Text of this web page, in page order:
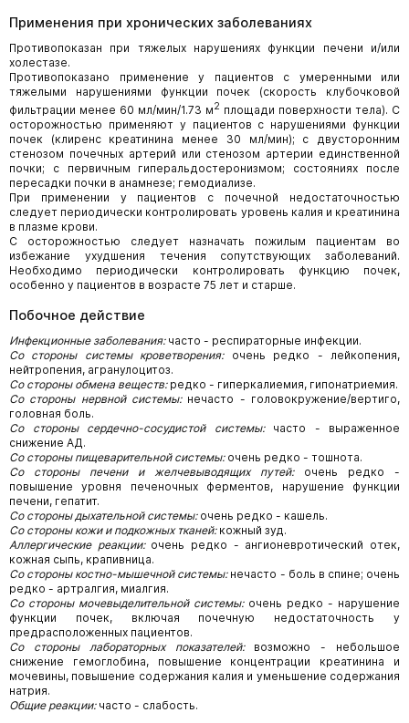
Применения при хронических заболеваниях
Противопоказан при тяжелых нарушениях функции печени и/или
холестазе.
Противопоказано применение у пациентов с умеренными или
тяжелыми нарушениями функции почек (скорость клубочковой
фильтрации менее 60 мл/мин/1.73 м2 площади поверхности тела). С
осторожностью применяют у пациентов с нарушениями функции
почек (клиренс креатинина менее 30 мл/мин); с двусторонним
стенозом почечных артерий или стенозом артерии единственной
почки; с первичным гиперальдостеронизмом; состояниях после
пересадки почки в анамнезе; гемодиализе.
При применении у пациентов с почечной недостаточностью
следует периодически контролировать уровень калия и креатинина
в плазме крови.
С осторожностью следует назначать пожилым пациентам во
избежание ухудшения течения сопутствующих заболеваний.
Необходимо периодически контролировать функцию почек,
особенно у пациентов в возрасте 75 лет и старше.
Побочное действие
Инфекционные заболевания:часто - респираторные инфекции.
Со стороны системы кроветворения: очень редко - лейкопения,
нейтропения, агранулоцитоз.
Со стороны обмена веществ: редко - гиперкалиемия, гипонатриемия.
Со стороны нервной системы:нечасто - головокружение/вертиго,
головная боль.
Со стороны сердечно-сосудистой системы: часто - выраженное
снижение АД.
Со стороны пищеварительной системы: очень редко - тошнота.
Со стороны печени и желчевыводящих путей:очень редко -
повышение уровня печеночных ферментов, нарушение функции
печени, гепатит.
Со стороны дыхательной системы: очень редко - кашель.
Со стороны кожи и подкожных тканей: кожный зуд.
Аллергические реакции:очень редко - ангионевротический отек,
кожная сыпь, крапивница.
Со стороны костно-мышечной системы:нечасто - боль в спине; очень
редко - артралгия, миалгия.
Со стороны мочевыделительной системы:очень редко - нарушение
функции почек, включая почечную недостаточность у
предрасположенных пациентов.
Со стороны лабораторных показателей:возможно - небольшое
снижение гемоглобина, повышение концентрации креатинина и
мочевины, повышение содержания калия и уменьшение содержания
натрия.
Общие реакции:часто - слабость.